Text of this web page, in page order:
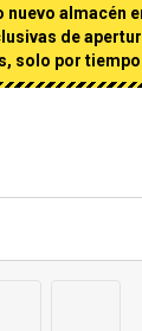
nuevo almacén
de
solo por